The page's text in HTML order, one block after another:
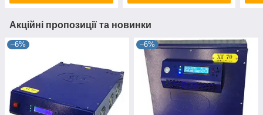
Акційні пропозиції та новинки
–6% –6%